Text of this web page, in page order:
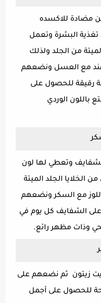
مضادة للاكسده
تغذية البشرة وتعمل
من الجلد ولذلك
مع العسل ونضعهم
رقيقة للحصول على
باللون الوردي
وتعطي لها لون
الجلد الميتة
مع السكر ونضعهم
الشفايف كل يوم في
وذات مظهر رائع.
زيتون ثم نضعهم على
للحصول على أجمل